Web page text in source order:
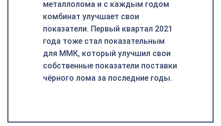
металлолома и с каждым годом
комбинат улучшает свои
показатели. Первый квартал 2021
года тоже стал показательным
для ММК, который улучшил свои
собственные показатели поставки
чёрного лома за последние годы.